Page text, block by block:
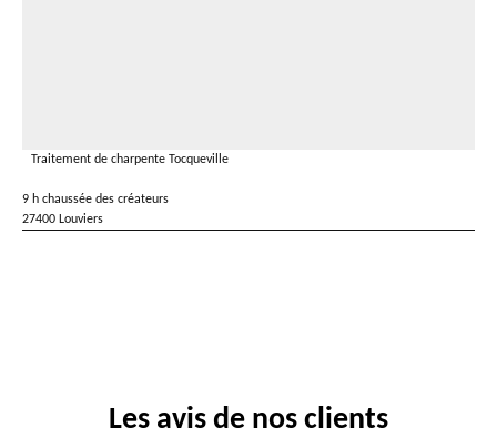
Traitement de charpente Tocqueville
9 h chaussée des créateurs
27400 Louviers
Les avis de nos clients